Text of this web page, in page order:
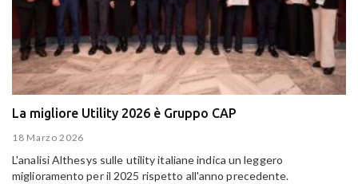
La migliore Utility 2026 è Gruppo CAP
18 Marzo 2026
L'analisi Althesys sulle utility italiane indica un leggero
miglioramento per il 2025 rispetto all'anno precedente.